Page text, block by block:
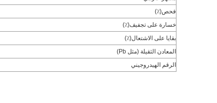
فحص(٪)
خسارة على تجفيف(٪)
بقايا على الاشتعال(٪)
المعادن الثقيلة (مثل Pb)
الرقم الهيدروجيني